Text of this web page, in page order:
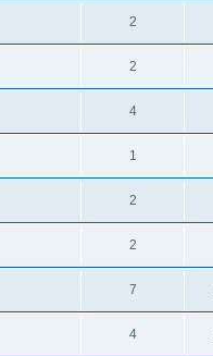
2
2
4
1
2
2
7
4